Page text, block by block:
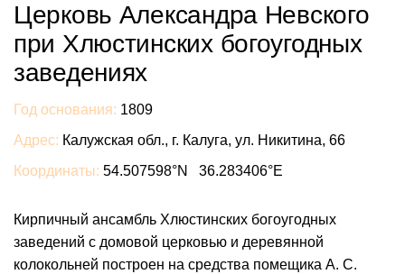
Церковь Александра Невского
при Хлюстинских богоугодных
заведениях
Год основания: 1809
Адрес: Калужская обл., г. Калуга, ул. Никитина, 66
Координаты: 54.507598°N 36.283406°E
Кирпичный ансамбль Хлюстинских богоугодных
заведений с домовой церковью и деревянной
колокольней построен на средства помещика А. С.